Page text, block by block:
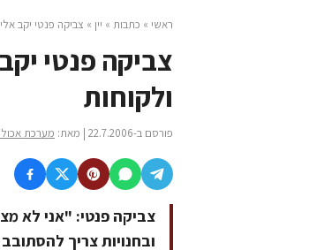
ראשי » כתבות » יין » צביקה פנטי יקב
צביקה פנטי
ולקוחות
פורסם ב-22.7.2006 | מאת: מערכת
צביקה פנטי: "אני לא
ובחנויות צריך